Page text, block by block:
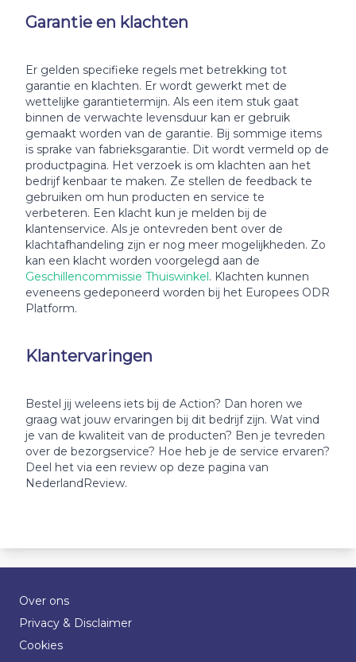
Garantie en klachten
Er gelden specifieke regels met betrekking tot
garantie en klachten. Er wordt gewerkt met de
wettelijke garantietermijn. Als een item stuk gaat
binnen de verwachte levensduur kan er gebruik
gemaakt worden van de garantie. Bij sommige items
is sprake van fabrieksgarantie. Dit wordt vermeld op de
productpagina. Het verzoek is om klachten aan het
bedrijf kenbaar te maken. Ze stellen de feedback te
gebruiken om hun producten en service te
verbeteren. Een klacht kun je melden bij de
klantenservice. Als je ontevreden bent over de
klachtafhandeling zijn er nog meer mogelijkheden. Zo
kan een klacht worden voorgelegd aan de
Geschillencommissie Thuiswinkel. Klachten kunnen
eveneens gedeponeerd worden bij het Europees ODR
Platform.
Klantervaringen
Bestel jij weleens iets bij de Action? Dan horen we
graag wat jouw ervaringen bij dit bedrijf zijn. Wat vind
je van de kwaliteit van de producten? Ben je tevreden
over de bezorgservice? Hoe heb je de service ervaren?
Deel het via een review op deze pagina van
NederlandReview.
Over ons
Privacy & Disclaimer
Cookies